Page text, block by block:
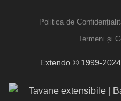
Politica de
Termeni și
Extendo © 1999-